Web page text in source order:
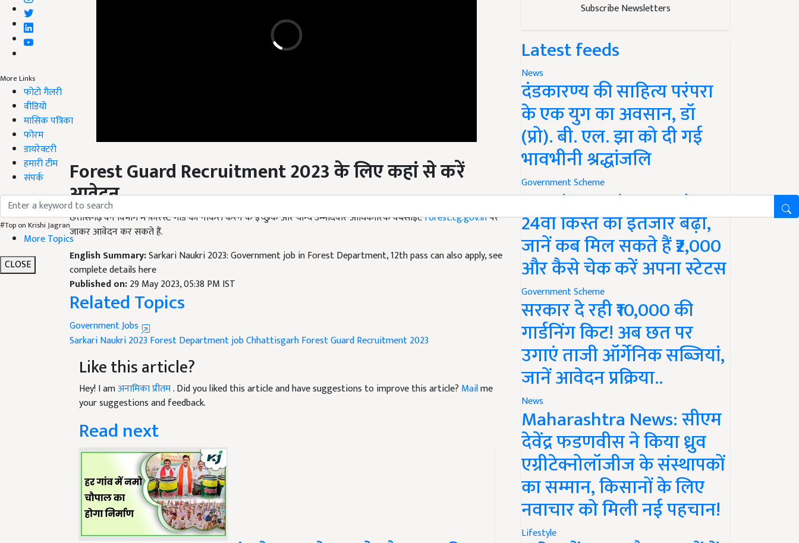
More Links
फोटो गैलरी
वीडियो
मासिक पत्रिका
फोरम
डायरेक्टरी
हमारी टीम
संपर्क
#Top on Krishi Jagran
More Topics
CLOSE
Forest Guard Recruitment 2023 के लिए कहां से करें
आवेदन
छत्तीसगढ़ वन विभाग में फ़ॉरेस्ट गार्ड की नौकरी करने के इच्छुक और योग्य उम्मीदवार आधिकारिक वेबसाइट
जाकर आवेदन कर सकते हैं.
English Summary:
complete details here
Published on:29 May 2023, 05:38 PM IST
Related Topics
Government Jobs
Sarkari Naukri 2023
Like this article?
Hey! I amअनामिका प्रीतम. Did you liked this article and have suggestions to improve this article?
your suggestions and feedback.
Read next
Subscribe Newsletters
Latest feeds
News
दंडकारण्य की साहित्य परंपरा
के एक युग का अवसान, डॉ
(प्रो). बी. एल. झा को दी गई
भावभीनी श्रद्धांजलि
Government Scheme
PM Kisan Yojana Update:
24वीं किस्त का इंतजार बढ़ा,
जानें कब मिल सकते हैं ₹2,000
और कैसे चेक करें अपना स्टेटस
Government Scheme
सरकार दे रही ₹10,000 की
गार्डनिंग किट! अब छत पर
उगाएं ताजी ऑर्गेनिक सब्जियां,
जानें आवेदन प्रक्रिया..
News
Maharashtra News: सीएम
देवेंद्र फडणवीस ने किया ध्रुव
एग्रीटेक्नोलॉजीज के संस्थापकों
का सम्मान, किसानों के लिए
नवाचार को मिली नई पहचान!
Lifestyle